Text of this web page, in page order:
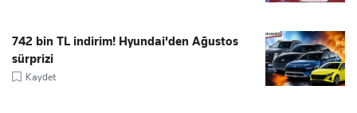
742 bin TL indirim! Hyundai'den Ağustos
sürprizi
Kaydet